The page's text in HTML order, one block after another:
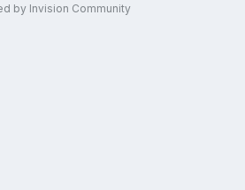
by Invision Community